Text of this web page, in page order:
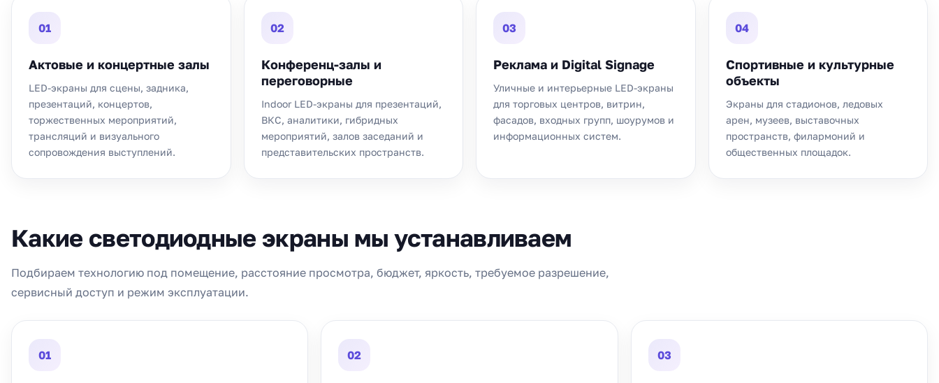
01
Актовые и концертные залы
LED-экраны для сцены, задника,
презентаций, концертов,
торжественных мероприятий,
трансляций и визуального
сопровождения выступлений.
02
Конференц-залы и
переговорные
Indoor LED-экраны для презентаций,
ВКС, аналитики, гибридных
мероприятий, залов заседаний и
представительских пространств.
03
Реклама и Digital Signage
Уличные и интерьерные LED-экраны
для торговых центров, витрин,
фасадов, входных групп, шоурумов и
информационных систем.
04
Спортивные и культурные
объекты
Экраны для стадионов, ледовых
арен, музеев, выставочных
пространств, филармоний и
общественных площадок.
Какие светодиодные экраны мы устанавливаем
Подбираем технологию под помещение, расстояние просмотра, бюджет, яркость, требуемое разрешение,
сервисный доступ и режим эксплуатации.
01 02 03